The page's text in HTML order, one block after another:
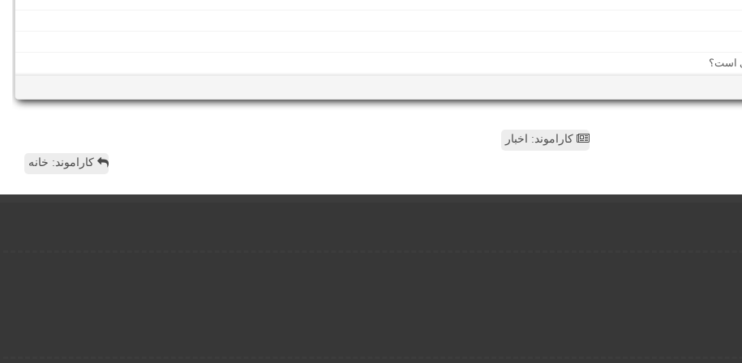
کاراموند: اخبار
کاراموند: خانه